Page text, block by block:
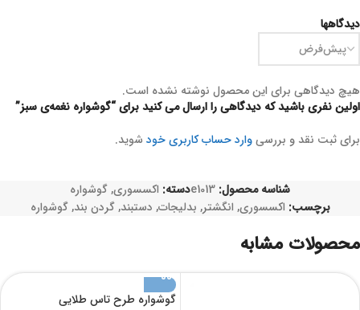
دیدگاهها
هیچ دیدگاهی برای این محصول نوشته نشده است.
اولین نفری باشید که دیدگاهی را ارسال می کنید برای “گوشواره نغمه‌ی سبز”
برای ثبت نقد و بررسیوارد حساب کاربری خود شوید.
شناسه محصول: e1013دسته: اکسسوری,گوشواره
برچسب: اکسسوری, انگشتر, بدلیجات, دستبند, گردن بند, گوشواره
محصولات مشابه
گوشواره طرح تاس طلایی